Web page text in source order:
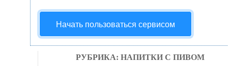
Начать пользоваться сервисом
РУБРИКА: НАПИТКИ С ПИВОМ